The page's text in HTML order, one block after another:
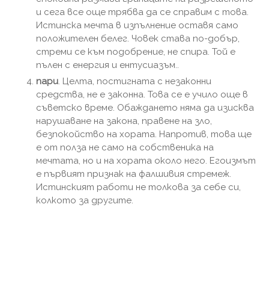
и сега все още трябва да се справим с това.
Истинска мечта в изпълнение оставя само
положителен белег. Човек става по-добър,
стреми се към подобрение, не спира. Той е
пълен с енергия и ентусиазъм..
пари. Целта, постигната с незаконни
средства, не е законна. Това се е учило още в
съветско време. Обаждането няма да изисква
нарушаване на закона, правене на зло,
безпокойство на хората. Напротив, това ще
е от полза не само на собственика на
мечтата, но и на хората около него. Егоизмът
е първият признак на фалшивия стремеж.
Истинският работи не толкова за себе си,
колкото за другите.